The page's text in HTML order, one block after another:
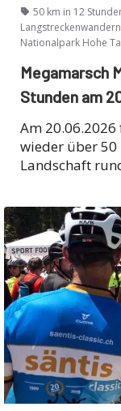
50 km in 12
Langstreckenwandern
Nationalpark Hohe
Megamarsch
Stunden am
Am
wieder über
Landschaft